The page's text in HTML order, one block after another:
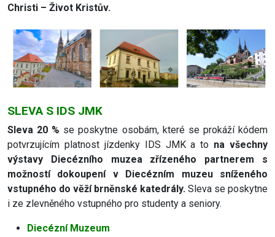
Christi – Život Kristův.
SLEVA S IDS JMK
Sleva 20 % se poskytne osobám, které se prokáží kódem
potvrzujícím platnost jízdenky IDS JMK a to na všechny
výstavy Diecézního muzea zřízeného partnerem s
možností dokoupení v Diecézním muzeu sníženého
vstupného do věží brněnské katedrály. Sleva se poskytne
i ze zlevněného vstupného pro studenty a seniory.
Diecézní Muzeum